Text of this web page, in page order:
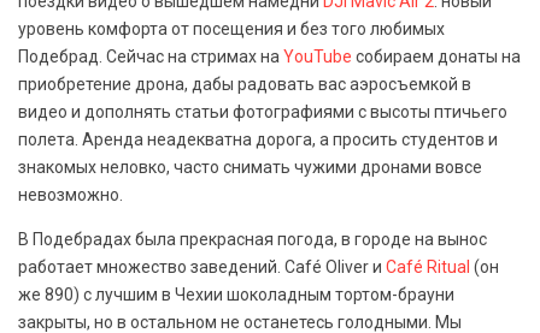
уровень комфорта от посещения и без того любимых
Подебрад. Сейчас на стримах на YouTube собираем донаты на
приобретение дрона, дабы радовать вас аэросъемкой в
видео и дополнять статьи фотографиями с высоты птичьего
полета. Аренда неадекватна дорога, а просить студентов и
знакомых неловко, часто снимать чужими дронами вовсе
невозможно.
В Подебрадах была прекрасная погода, в городе на вынос
работает множество заведений. Café Oliver и Café Ritual (он
же 890) с лучшим в Чехии шоколадным тортом-брауни
закрыты, но в остальном не останетесь голодными. Мы